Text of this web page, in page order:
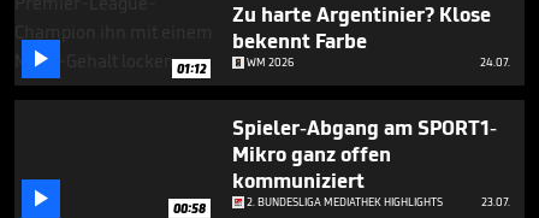
 01:12
Zu harte Argentinier? Klose
bekennt Farbe
WM 2026 24.07.
 00:58
Spieler-Abgang am SPORT1-
Mikro ganz offen
kommuniziert
2. BUNDESLIGA MEDIATHEK HIGHLIGHTS 23.07.